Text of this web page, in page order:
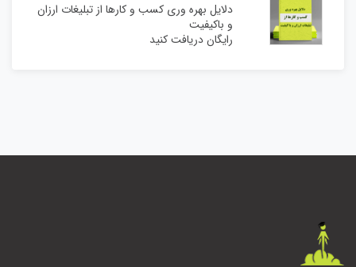
دلایل بهره وری کسب و کارها از تبلیغات ارزان
و باکیفیت
رایگان دریافت کنید